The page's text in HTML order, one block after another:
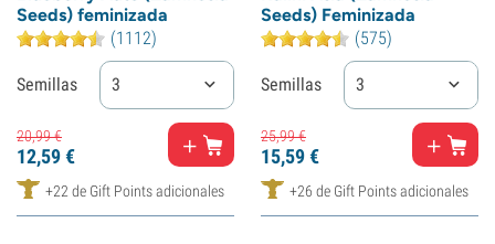
Seeds) feminizada
(1112)
Semillas 3
20,99€
12,59€
+22 de Gift Points adicionales
Seeds) Feminizada
(575)
Semillas 3
25,99€
15,59€
+26 de Gift Points adicionales